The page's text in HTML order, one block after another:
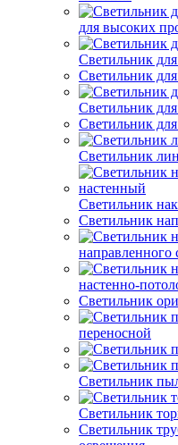
для высоких
Светильник
Светильник
Светильник
Светильник
Светильник
Светильник
Светильник
направленного
настенно-
Светильник
переносной
Светильник
Светильник
Светильник